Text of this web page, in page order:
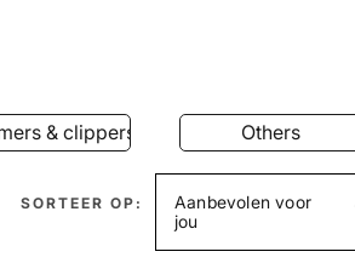
Others Airstyler
Aanbevolen voor
jou
SORTEER OP: